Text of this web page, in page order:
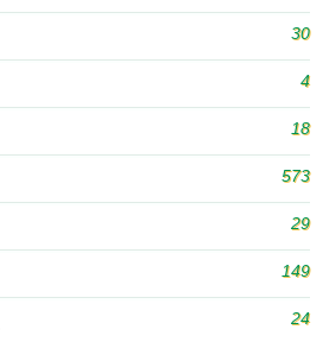
30
4
18
573
29
149
24